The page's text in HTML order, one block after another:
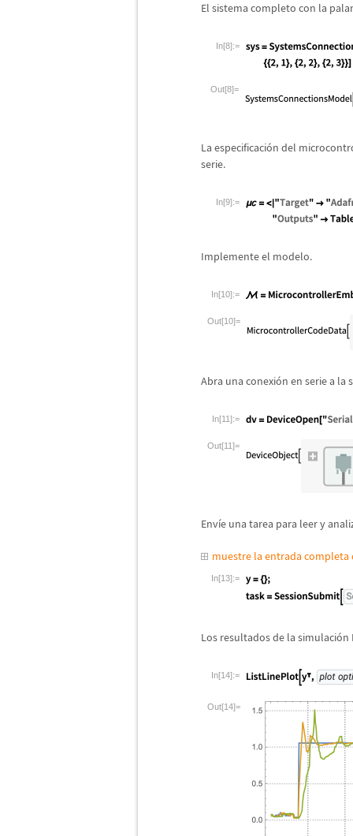
El sistema completo con la
In[8]:=
Out[8]=
La especificación del
serie.
In[9]:=
Implemente el modelo.
In[10]:=
Out[10]=
Abra una conexión en serie a la
In[11]:=
Out[11]=
Envíe una tarea para leer y
muestre la entrada completa
In[13]:=
Los resultados de la simulación
In[14]:=
Out[14]=